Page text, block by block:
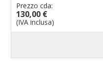
Prezzo cda:
130,00 €
(IVA inclusa)